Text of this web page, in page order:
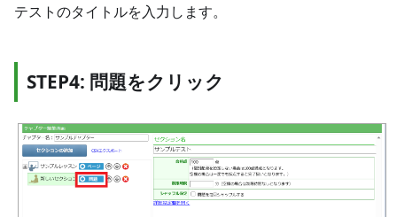
テストのタイトルを入力します。
STEP4: 問題をクリック